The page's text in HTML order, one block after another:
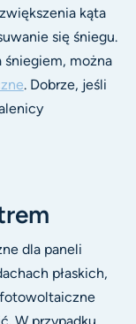
kąta
się śniegu.
śniegiem, można
. Dobrze, jeśli
dla paneli
płaskich,